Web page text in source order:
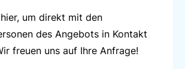
um direkt mit den
des Angebots in Kontakt
freuen uns auf Ihre Anfrage!